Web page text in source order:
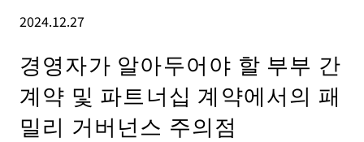
2024.12.27
경영자가 알아두어야 할 부부 간
계약 및 파트너십 계약에서의 패
밀리 거버넌스 주의점